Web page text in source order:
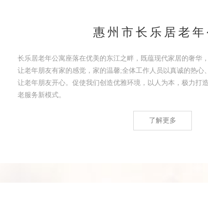
惠州市长乐居老年
长乐居老年公寓座落在优美的东江之畔，既蕴现代家居的奢华
让老年朋友有家的感觉，家的温馨;全体工作人员以真诚的热心
让老年朋友开心。促使我们创造优雅环境，以人为本，极力打
老服务新模式。
了解更多